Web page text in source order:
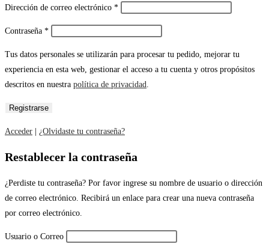
Dirección de correo electrónico *
Contraseña *
Tus datos personales se utilizarán para procesar tu pedido, mejorar tu
experiencia en esta web, gestionar el acceso a tu cuenta y otros propósitos
descritos en nuestra política de privacidad
Acceder | ¿Olvidaste tu contraseña?
Restablecer la contraseña
¿Perdiste tu contraseña? Por favor ingrese su nombre de usuario o dirección
de correo electrónico. Recibirá un enlace para crear una nueva contraseña
por correo electrónico.
Usuario o Correo